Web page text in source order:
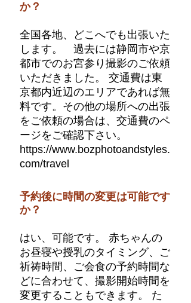
か？
全国各地、どこへでも出張いた
します。 過去には静岡市や京
都市でのお宮参り撮影のご依頼
いただきました。 交通費は東
京都内近辺のエリアであれば無
料です。その他の場所への出張
をご依頼の場合は、交通費のペ
ージをご確認下さい。
https://www.bozphotoandstyles.
com/travel
予約後に時間の変更は可能です
か？
はい、可能です。 赤ちゃんの
お昼寝や授乳のタイミング、ご
祈祷時間、ご会食の予約時間な
どに合わせて、撮影開始時間を
変更することもできます。 た